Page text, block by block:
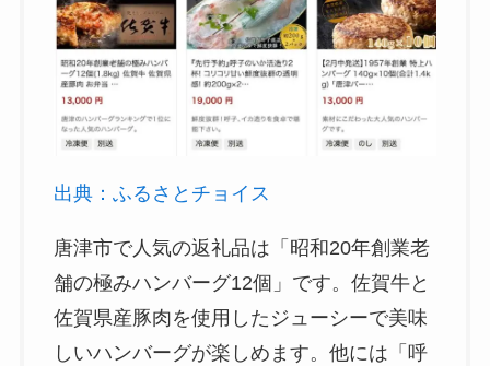
出典：ふるさとチョイス
唐津市で人気の返礼品は「昭和20年創業老
舗の極みハンバーグ12個」です。佐賀牛と
佐賀県産豚肉を使用したジューシーで美味
しいハンバーグが楽しめます。他には「呼